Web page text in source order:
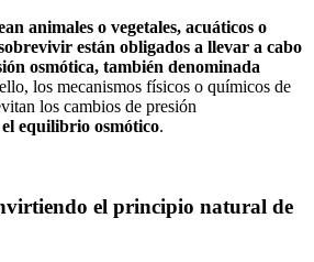
animales o vegetales, acuáticos o
están obligados a llevar a cabo
osmótica, también denominada
los mecanismos físicos o químicos de
los cambios de presión
equilibrio osmótico.
el principio natural de